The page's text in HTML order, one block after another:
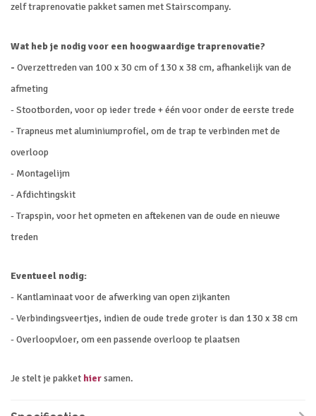
zelf traprenovatie pakket samen met Stairscompany.
Wat heb je nodig voor een hoogwaardige traprenovatie?
- Overzettreden van 100 x 30 cm of 130 x 38 cm, afhankelijk van de
afmeting
- Stootborden, voor op ieder trede + één voor onder de eerste trede
- Trapneus met aluminiumprofiel, om de trap te verbinden met de
overloop
- Montagelijm
- Afdichtingskit
- Trapspin, voor het opmeten en aftekenen van de oude en nieuwe
treden
Eventueel nodig:
- Kantlaminaat voor de afwerking van open zijkanten
- Verbindingsveertjes, indien de oude trede groter is dan 130 x 38 cm
- Overloopvloer, om een passende overloop te plaatsen
Je stelt je pakket hiersamen.